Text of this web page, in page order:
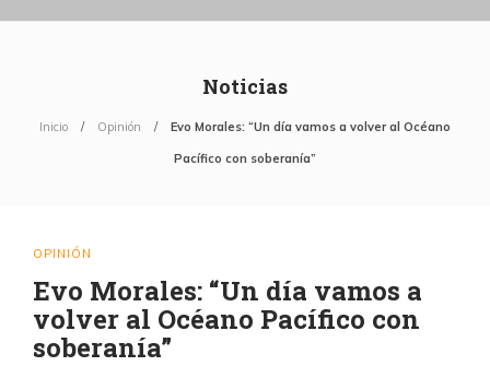
Noticias
Inicio Opinión Evo Morales: “Un día vamos a volver al Océano
Pacífico con soberanía”
OPINIÓN
Evo Morales: “Un día vamos a
volver al Océano Pacífico con
soberanía”